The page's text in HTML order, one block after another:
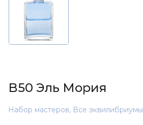
B50 Эль Мория
Набор мастеров, Все эквилибриумы